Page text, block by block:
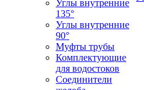
Углы внутренние
135°
Углы внутренние
90°
Муфты трубы
Комплектующие
для водостоков
Соединители